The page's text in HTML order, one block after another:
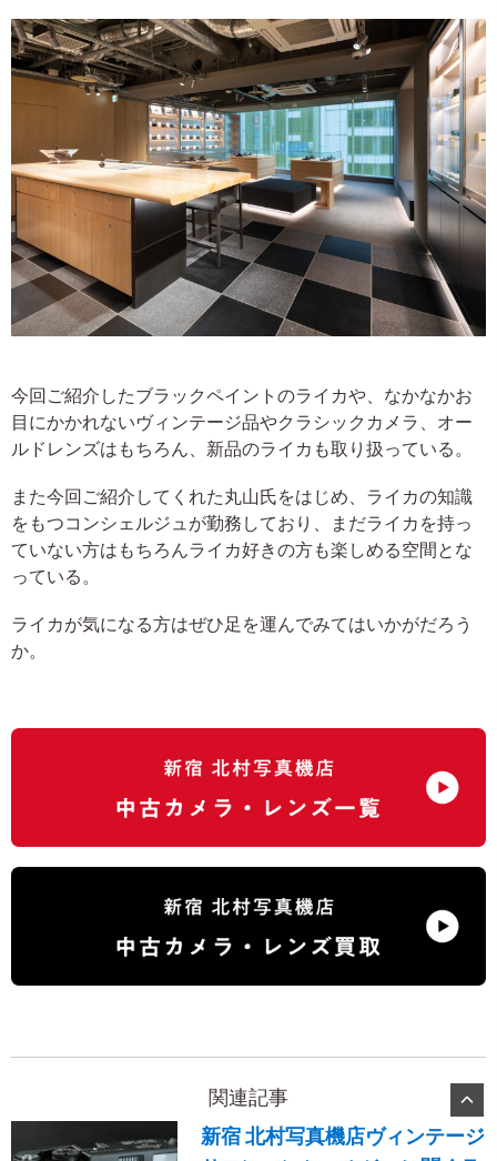
今回ご紹介したブラックペイントのライカや、なかなかお
目にかかれないヴィンテージ品やクラシックカメラ、オー
ルドレンズはもちろん、新品のライカも取り扱っている。
また今回ご紹介してくれた丸山氏をはじめ、ライカの知識
をもつコンシェルジュが勤務しており、まだライカを持っ
ていない方はもちろんライカ好きの方も楽しめる空間とな
っている。
ライカが気になる方はぜひ足を運んでみてはいかがだろう
か。
関連記事
新宿 北村写真機店ヴィンテージ